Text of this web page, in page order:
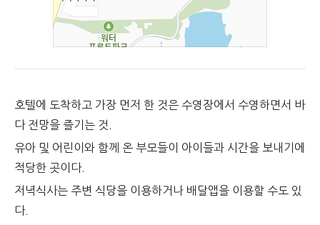
호텔에 도착하고 가장 먼저 한 것은 수영장에서 수영하면서 바
다 전망을 즐기는 것.
유아 및 어린이와 함께 온 부모들이 아이들과 시간을 보내기에
적당한 곳이다.
저녁식사는 주변 식당을 이용하거나 배달앱을 이용할 수도 있
다.